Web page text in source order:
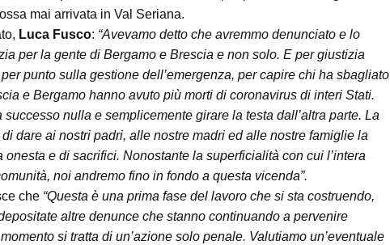
mai arrivata in Val Seriana.
Luca Fusco: “Avevamo detto che avremmo denunciato e lo
per la gente di Bergamo e Brescia e non solo. E per giustizia
punto sulla gestione dell’emergenza, per capire chi ha sbagliato
e Bergamo hanno avuto più morti di coronavirus di interi Stati.
nulla e semplicemente girare la testa dall’altra parte. La
dare ai nostri padri, alle nostre madri ed alle nostre famiglie la
e di sacrifici. Nonostante la superficialità con cui l’intera
noi andremo fino in fondo a questa vicenda”.
che “Questa è una prima fase del lavoro che si sta costruendo,
altre denunce che stanno continuando a pervenire
si tratta di un’azione solo penale. Valutiamo un’eventuale